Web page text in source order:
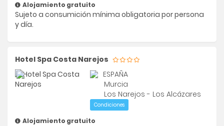
Alojamiento gratuito
Sujeto a consumición mínima obligatoria por persona
y día.
Hotel Spa Costa Narejos
ESPAÑA
Murcia
Los Narejos - Los Alcázares
Condiciones
Alojamiento gratuito